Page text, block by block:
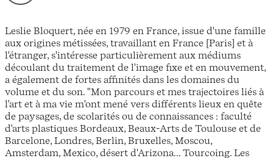
Leslie Bloquert, née en 1979 en France, issue d'une famille
aux origines métissées, travaillant en France [Paris] et à
l'étranger, s'intéresse particulièrement aux médiums
découlant du traitement de l'image fixe et en mouvement,
a également de fortes affinités dans les domaines du
volume et du son. "Mon parcours et mes trajectoires liés à
l'art et à ma vie m'ont mené vers différents lieux en quête
de paysages, de scolarités ou de connaissances : faculté
d'arts plastiques Bordeaux, Beaux-Arts de Toulouse et de
Barcelone, Londres, Berlin, Bruxelles, Moscou,
Amsterdam, Mexico, désert d'Arizona... Tourcoing. Les